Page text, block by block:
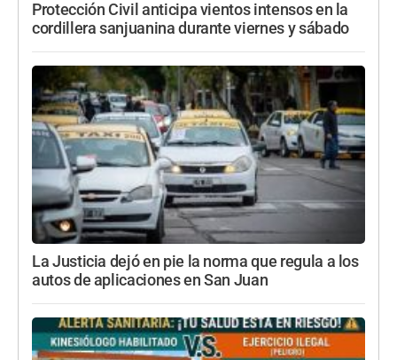
Protección Civil anticipa vientos intensos en la
cordillera sanjuanina durante viernes y sábado
La Justicia dejó en pie la norma que regula a los
autos de aplicaciones en San Juan